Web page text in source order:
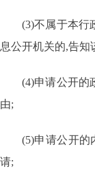
(3)不属于本行
息公开机关的,告知
(4)申请公开的
由;
(5)申请公开的
请;